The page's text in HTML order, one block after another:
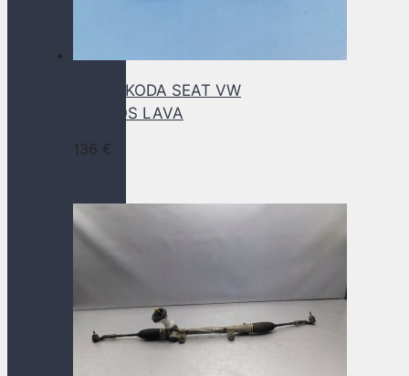
AUDI SKODA SEAT VW
POLOOS LAVA
136 €